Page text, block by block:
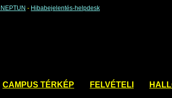
- Hibabejelentés-helpdesk
CAMPUS TÉRKÉP FELVÉTELI